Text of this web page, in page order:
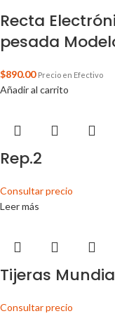
Recta
pesada
$890.00 Precio en Efectivo
Añadir al carrito
Rep.2
Consultar precio
Leer más
Tijeras
Consultar precio